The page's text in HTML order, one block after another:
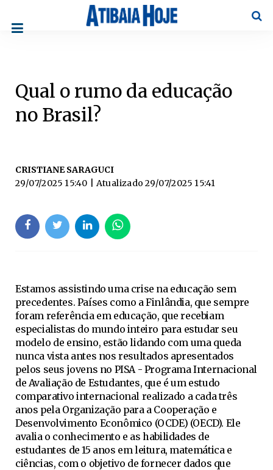
Qual o rumo da educação
no Brasil?
CRISTIANE SARAGUCI
29/07/2025 15:40
| Atualizado 29/07/2025 15:41
Estamos assistindo uma crise na educação sem
precedentes. Países como a Finlândia, que sempre
foram referência em educação, que recebiam
especialistas do mundo inteiro para estudar seu
modelo de ensino, estão lidando com uma queda
nunca vista antes nos resultados apresentados
pelos seus jovens no PISA - Programa Internacional
de Avaliação de Estudantes, que é um estudo
comparativo internacional realizado a cada três
anos pela Organização para a Cooperação e
Desenvolvimento Econômico (OCDE) (OECD). Ele
avalia o conhecimento e as habilidades de
estudantes de 15 anos em leitura, matemática e
ciências, com o objetivo de fornecer dados que